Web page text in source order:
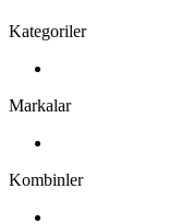
Kategoriler
Markalar
Kombinler